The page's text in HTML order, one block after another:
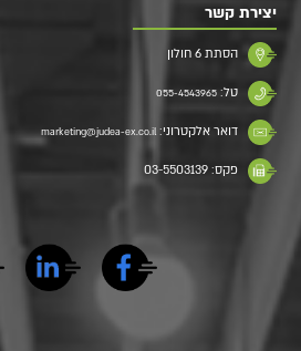
יצירת קשר
הסתת 6 חולון
טל: 055-4543965
דואר אלקטרוני: marketing@judea-ex.co.il
פקס: 03-5503139